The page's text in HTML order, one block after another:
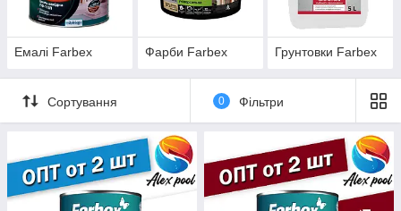
Емалі Farbex Фарби Farbex Грунтовки Farbex
Сортування 0 Фільтри